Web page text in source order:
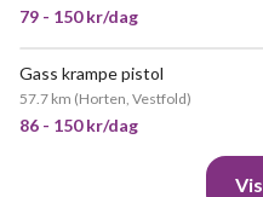
79 - 150 kr/dag
Gass krampe pistol
57.7 km (Horten, Vestfold)
86 - 150 kr/dag